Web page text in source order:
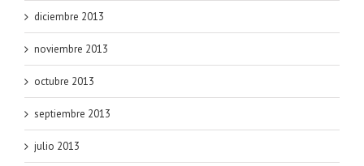
diciembre 2013
noviembre 2013
octubre 2013
septiembre 2013
julio 2013